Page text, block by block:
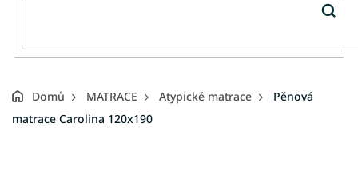
Domů MATRACE Atypické matrace
Pěnová
matrace Carolina 120x190